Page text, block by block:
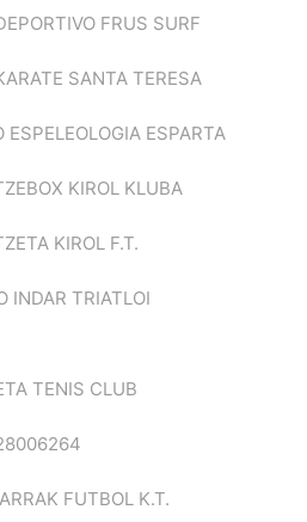
FRUS SURF
SANTA TERESA
ESPELEOLOGIA ESPARTA
KIROL KLUBA
KIROL F.T.
INDAR TRIATLOI
TENIS CLUB
FUTBOL K.T.